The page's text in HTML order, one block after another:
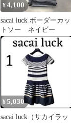
¥4,100
sacai luck ボーダーカッ
トソー ネイビー
¥ 5,030
sacai luck（サカイラッ